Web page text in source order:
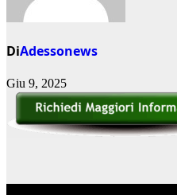
DiAdessonews
Giu 9, 2025